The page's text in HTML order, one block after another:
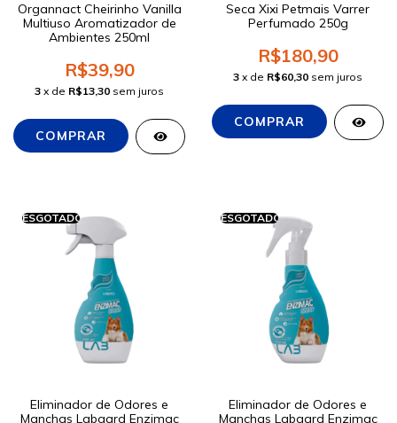
Organnact Cheirinho Vanilla
Multiuso Aromatizador de
Ambientes 250ml
R$39,90
3 x de R$13,30 sem juros
Seca Xixi Petmais Varrer
Perfumado 250g
R$180,90
3 x de R$60,30 sem juros
ESGOTADO
Eliminador de Odores e
Manchas Labgard Enzimac
ESGOTADO
Eliminador de Odores e
Manchas Labgard Enzimac